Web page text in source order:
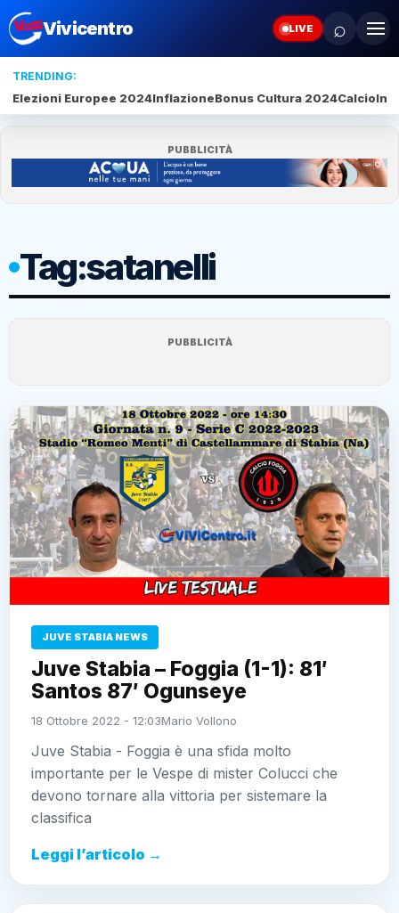
Vivicentro LIVE ⌕
TRENDING:
Elezioni Europee 2024InflazioneBonus Cultura 2024Calcio
PUBBLICITÀ
Tag:satanelli
PUBBLICITÀ
JUVE STABIA NEWS
Juve Stabia – Foggia (1-1): 81′
Santos 87′ Ogunseye
18 Ottobre 2022 - 12:03Mario Vollono
Juve Stabia - Foggia è una sfida molto
importante per le Vespe di mister Colucci che
devono tornare alla vittoria per sistemare la
classifica
Leggi l’articolo →